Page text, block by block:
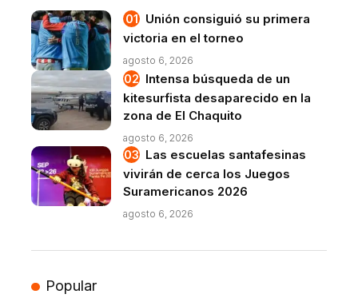
Unión consiguió su primera
victoria en el torneo
agosto 6, 2026
Intensa búsqueda de un
kitesurfista desaparecido en la
zona de El Chaquito
agosto 6, 2026
Las escuelas santafesinas
vivirán de cerca los Juegos
Suramericanos 2026
agosto 6, 2026
Popular